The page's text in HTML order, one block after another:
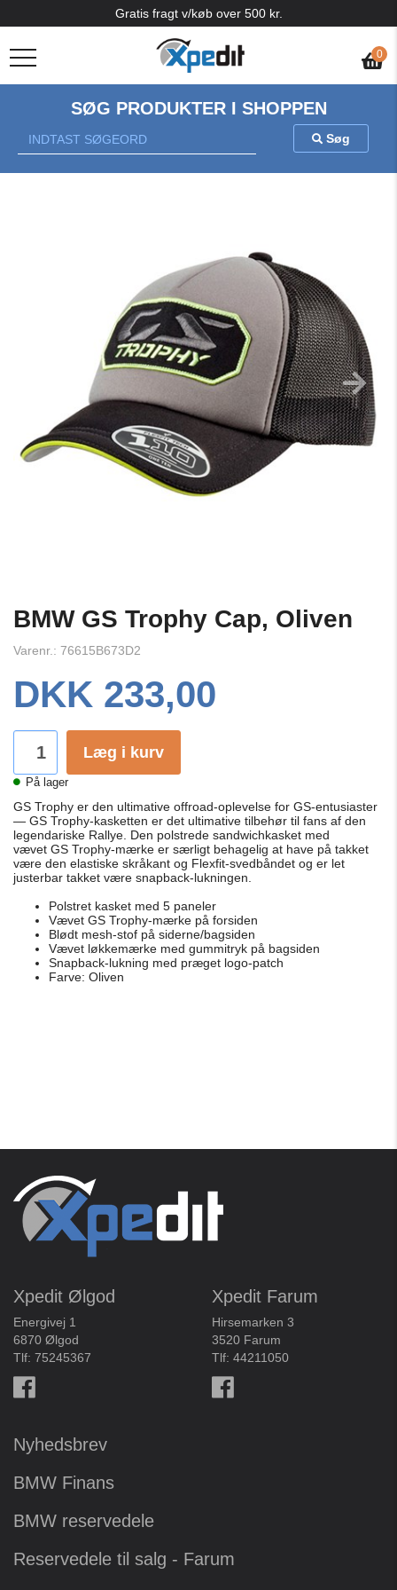
0
Gratis fragt v/køb over 500 kr.
SØG PRODUKTER I SHOPPEN
Søg
BMW GS Trophy Cap, Oliven
Varenr.: 76615B673D2
DKK 233,00
Læg i kurv
På lager
GS Trophy er den ultimative offroad-oplevelse for GS-entusiaster
— GS Trophy-kasketten er det ultimative tilbehør til fans af den
legendariske Rallye. Den polstrede sandwichkasket med
vævet GS Trophy-mærke er særligt behagelig at have på takket
være den elastiske skråkant og Flexfit-svedbåndet og er let
justerbar takket være snapback-lukningen.
Polstret kasket med 5 paneler
Vævet GS Trophy-mærke på forsiden
Blødt mesh-stof på siderne/bagsiden
Vævet løkkemærke med gummitryk på bagsiden
Snapback-lukning med præget logo-patch
Farve: Oliven
Xpedit Ølgod
Energivej 1
6870 Ølgod
Tlf: 75245367
Xpedit Farum
Hirsemarken 3
3520 Farum
Tlf: 44211050
Nyhedsbrev
BMW Finans
BMW reservedele
Reservedele til salg - Farum